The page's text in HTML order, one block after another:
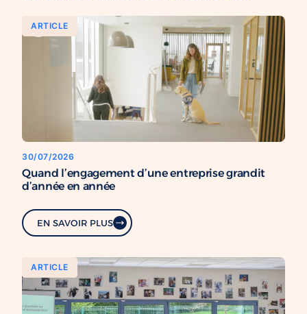
ARTICLE
30/07/2026
Quand l’engagement d’une entreprise grandit
d’année en année
EN SAVOIR PLUS
ARTICLE